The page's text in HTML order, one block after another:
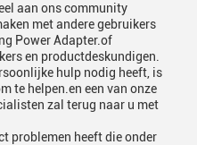
aan ons community
met andere gebruikers
Power Adapter.of
en productdeskundigen.
hulp nodig heeft, is
te helpen.en een van onze
zal terug naar u met
problemen heeft die onder